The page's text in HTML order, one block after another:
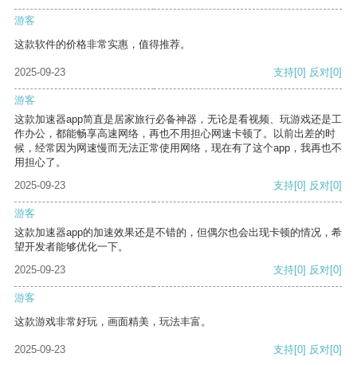
游客
这款软件的价格非常实惠，值得推荐。
2025-09-23 支持[0] 反对[0]
游客
这款加速器app简直是居家旅行必备神器，无论是看视频、玩游戏还是工
作办公，都能畅享高速网络，再也不用担心网速卡顿了。以前出差的时
候，经常因为网速慢而无法正常使用网络，现在有了这个app，我再也不
用担心了。
2025-09-23
支持[0] 反对[0]
游客
这款加速器app的加速效果还是不错的，但偶尔也会出现卡顿的情况，希
望开发者能够优化一下。
2025-09-23
支持[0] 反对[0]
游客
这款游戏非常好玩，画面精美，玩法丰富。
2025-09-23 支持[0] 反对[0]